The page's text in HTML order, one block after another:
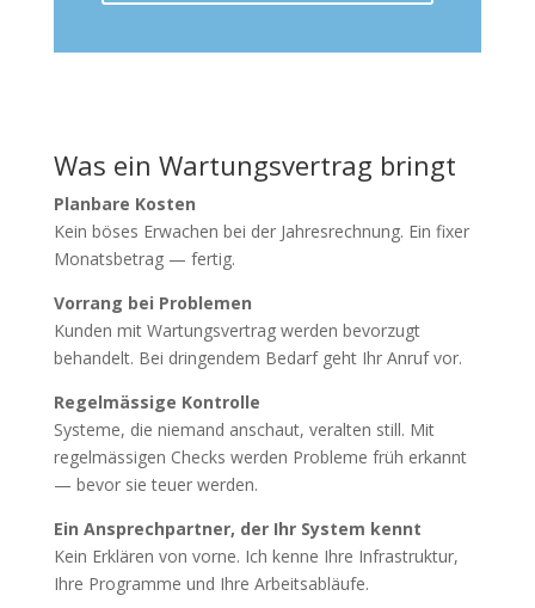
Was ein Wartungsvertrag bringt
Planbare Kosten
Kein böses Erwachen bei der Jahresrechnung. Ein fixer
Monatsbetrag — fertig.
Vorrang bei Problemen
Kunden mit Wartungsvertrag werden bevorzugt
behandelt. Bei dringendem Bedarf geht Ihr Anruf vor.
Regelmässige Kontrolle
Systeme, die niemand anschaut, veralten still. Mit
regelmässigen Checks werden Probleme früh erkannt
— bevor sie teuer werden.
Ein Ansprechpartner, der Ihr System kennt
Kein Erklären von vorne. Ich kenne Ihre Infrastruktur,
Ihre Programme und Ihre Arbeitsabläufe.